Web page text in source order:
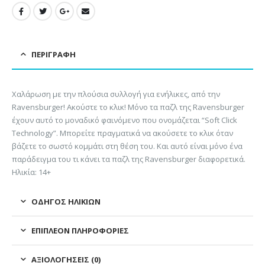
ΠΕΡΙΓΡΑΦΉ
Χαλάρωση με την πλούσια συλλογή για ενήλικες, από την
Ravensburger! Ακούστε το κλικ! Μόνο τα παζλ της Ravensburger
έχουν αυτό το μοναδικό φαινόμενο που ονομάζεται “Soft Click
Technology”. Μπορείτε πραγματικά να ακούσετε το κλικ όταν
βάζετε το σωστό κομμάτι στη θέση του. Και αυτό είναι μόνο ένα
παράδειγμα του τι κάνει τα παζλ της Ravensburger διαφορετικά.
Ηλικία: 14+
ΟΔΗΓΌΣ ΗΛΙΚΙΏΝ
ΕΠΙΠΛΈΟΝ ΠΛΗΡΟΦΟΡΊΕΣ
ΑΞΙΟΛΟΓΉΣΕΙΣ (0)